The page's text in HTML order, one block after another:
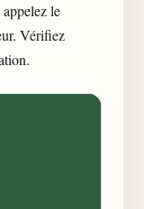
le
Vérifiez